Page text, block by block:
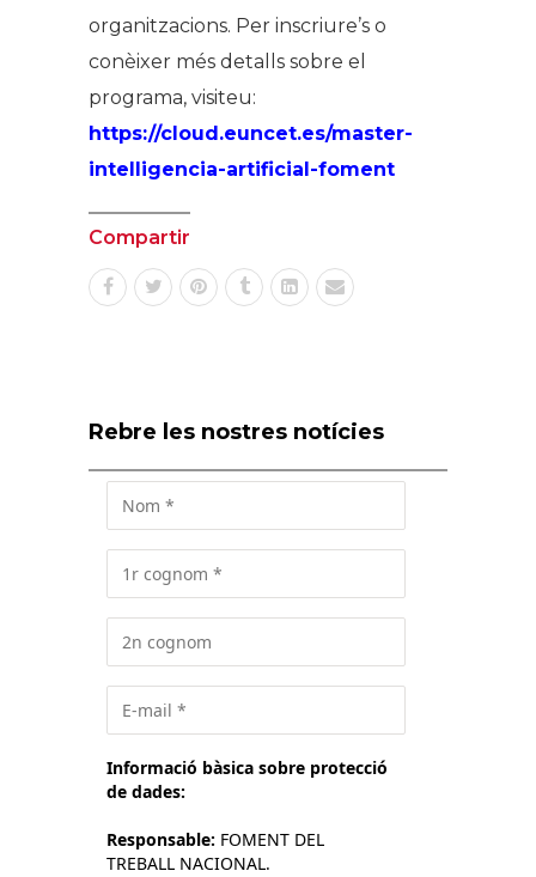
organitzacions. Per inscriure’s o
conèixer més detalls sobre el
programa, visiteu:
https://cloud.euncet.es/master-
intelligencia-artificial-foment
Compartir
Rebre les nostres notícies
Informació bàsica sobre protecció
de dades:
Responsable: FOMENT DEL
TREBALL NACIONAL.